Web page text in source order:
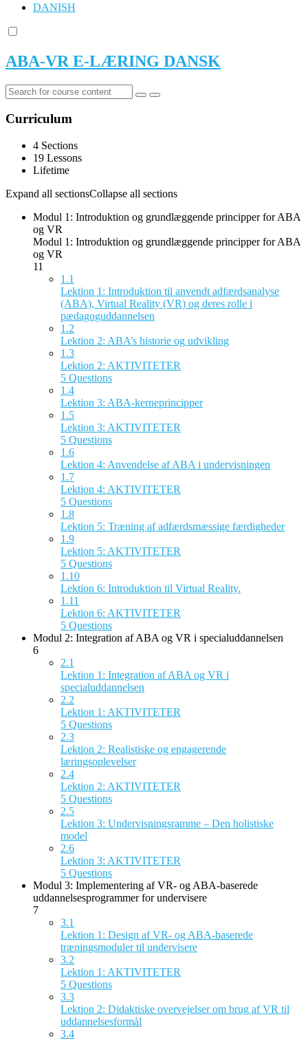
DANISH
ABA-VR E-LÆRING DANSK
Curriculum
4 Sections
19 Lessons
Lifetime
Expand all sectionsCollapse all sections
Modul 1: Introduktion og grundlæggende principper for ABA
og VR
Modul 1: Introduktion og grundlæggende principper for ABA
og VR
11
1.1
Lektion 1: Introduktion til anvendt adfærdsanalyse
(ABA), Virtual Reality (VR) og deres rolle i
pædagoguddannelsen
1.2
Lektion 2: ABA’s historie og udvikling
1.3
Lektion 2: AKTIVITETER
5 Questions
1.4
Lektion 3: ABA-kerneprincipper
1.5
Lektion 3: AKTIVITETER
5 Questions
1.6
Lektion 4: Anvendelse af ABA i undervisningen
1.7
Lektion 4: AKTIVITETER
5 Questions
1.8
Lektion 5: Træning af adfærdsmæssige færdigheder
1.9
Lektion 5: AKTIVITETER
5 Questions
1.10
Lektion 6: Introduktion til Virtual Reality.
1.11
Lektion 6: AKTIVITETER
5 Questions
Modul 2: Integration af ABA og VR i specialuddannelsen
6
2.1
Lektion 1: Integration af ABA og VR i
specialuddannelsen
2.2
Lektion 1: AKTIVITETER
5 Questions
2.3
Lektion 2: Realistiske og engagerende
læringsoplevelser
2.4
Lektion 2: AKTIVITETER
5 Questions
2.5
Lektion 3: Undervisningsramme – Den holistiske
model
2.6
Lektion 3: AKTIVITETER
5 Questions
Modul 3: Implementering af VR- og ABA-baserede
uddannelsesprogrammer for undervisere
7
3.1
Lektion 1: Design af VR- og ABA-baserede
træningsmoduler til undervisere
3.2
Lektion 1: AKTIVITETER
5 Questions
3.3
Lektion 2: Didaktiske overvejelser om brug af VR til
uddannelsesformål
3.4